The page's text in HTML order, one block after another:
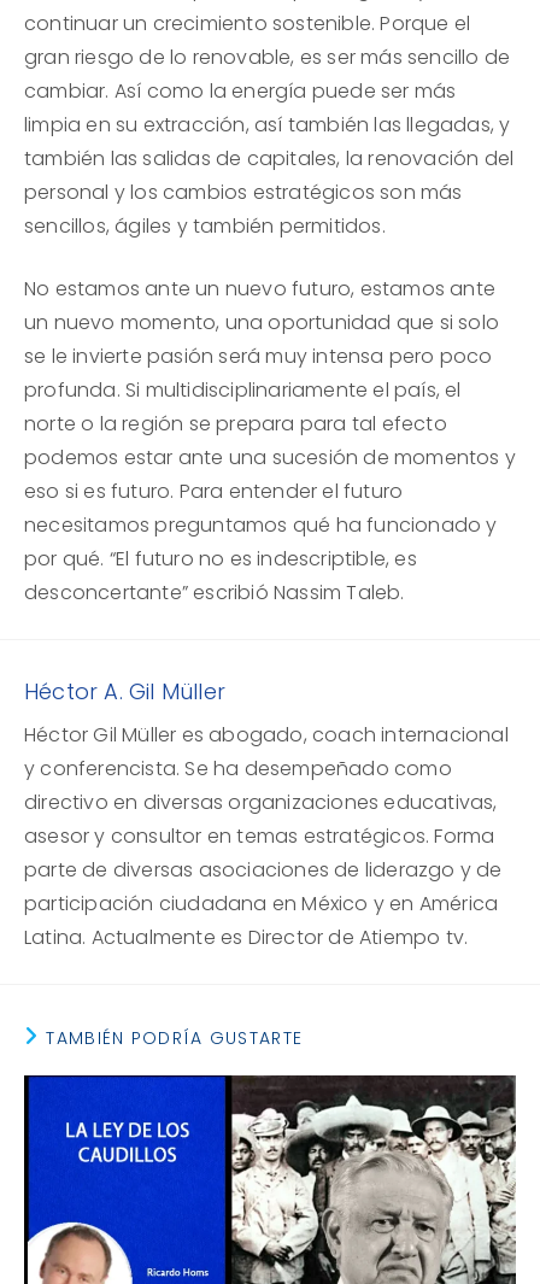
continuar un crecimiento sostenible. Porque el
gran riesgo de lo renovable, es ser más sencillo de
cambiar. Así como la energía puede ser más
limpia en su extracción, así también las llegadas, y
también las salidas de capitales, la renovación del
personal y los cambios estratégicos son más
sencillos, ágiles y también permitidos.
No estamos ante un nuevo futuro, estamos ante
un nuevo momento, una oportunidad que si solo
se le invierte pasión será muy intensa pero poco
profunda. Si multidisciplinariamente el país, el
norte o la región se prepara para tal efecto
podemos estar ante una sucesión de momentos y
eso si es futuro. Para entender el futuro
necesitamos preguntamos qué ha funcionado y
por qué. “El futuro no es indescriptible, es
desconcertante” escribió Nassim Taleb.
Héctor A. Gil Müller
Héctor Gil Müller es abogado, coach internacional
y conferencista. Se ha desempeñado como
directivo en diversas organizaciones educativas,
asesor y consultor en temas estratégicos. Forma
parte de diversas asociaciones de liderazgo y de
participación ciudadana en México y en América
Latina. Actualmente es Director de Atiempo tv.
TAMBIÉN PODRÍA GUSTARTE